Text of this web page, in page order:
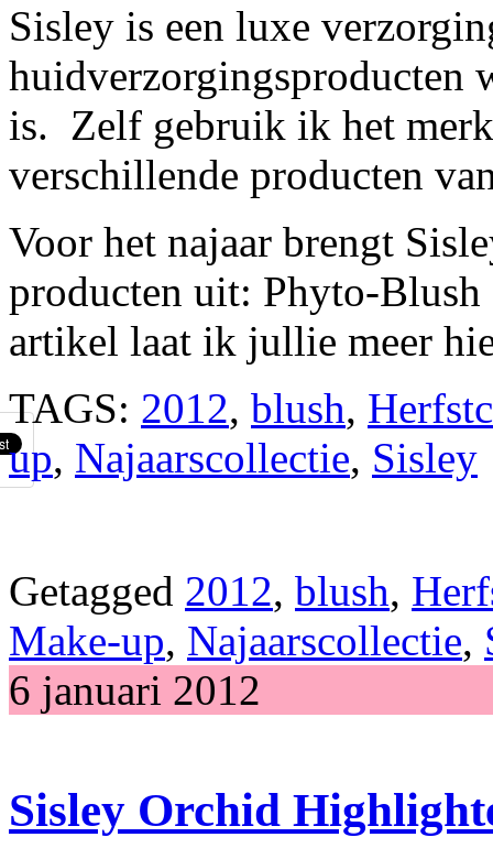
Sisley is een luxe
huidverzorgingsproducten
is. Zelf gebruik ik het
verschillende producten
Voor het najaar brengt
producten uit: Phyto-
artikel laat ik jullie meer
TAGS: 2012, blush,
up, Najaarscollectie, Sisley
Getagged 2012, blush,
Make-up, Najaarscollectie,
6 januari 2012
Sisley Orchid